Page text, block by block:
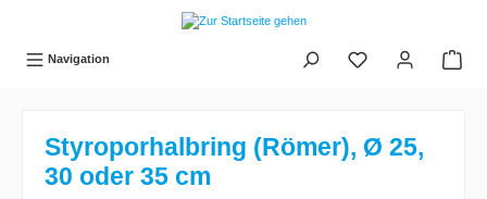
Navigation
Styroporhalbring (Römer), Ø 25,
30 oder 35 cm